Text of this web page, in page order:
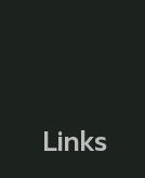
Links